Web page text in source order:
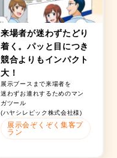
来場者が迷わずたどり
着く。パッと目につき
競合よりもインパクト
大！
展示ブースまで来場者を
迷わずお連れするためのマン
ガツール
(ハヤシレピック株式会社様)
展示会ぞくぞく集客プ
ラン